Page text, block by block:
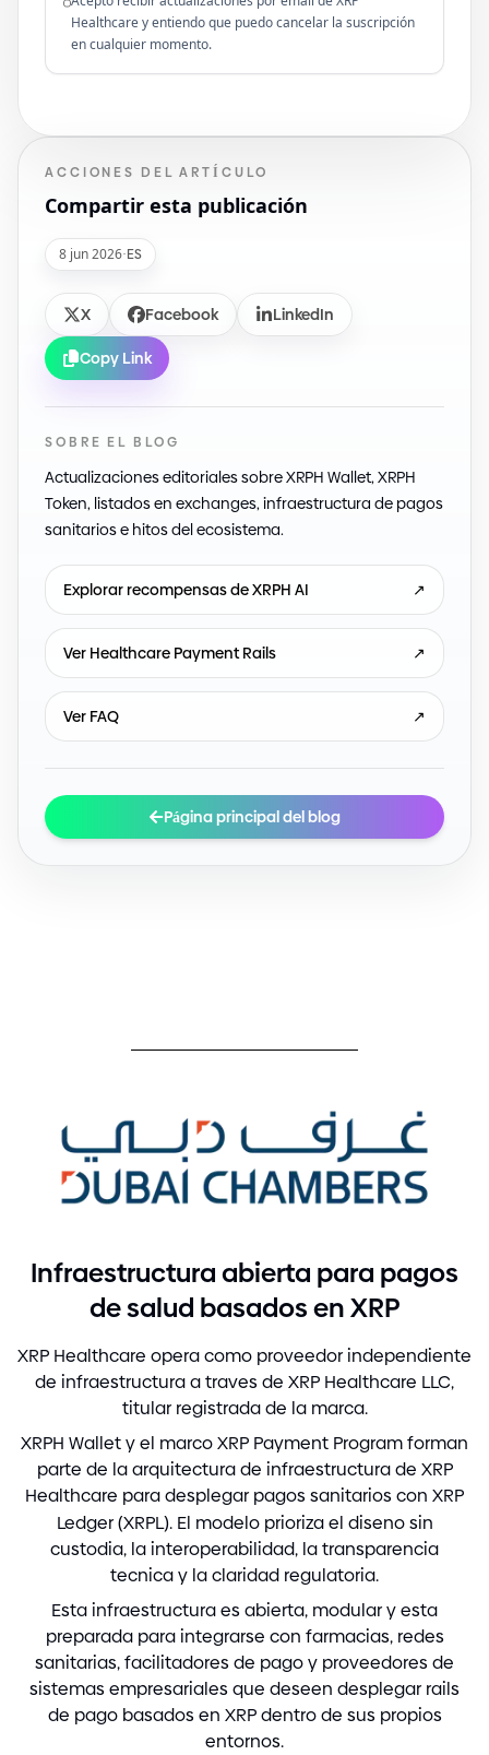
Healthcare y entiendo que puedo cancelar la suscripción
en cualquier momento.
ACCIONES DEL ARTÍCULO
Compartir esta publicación
8 jun 2026·ES
X Facebook
LinkedIn
Copy Link
SOBRE EL BLOG
Actualizaciones editoriales sobre XRPH Wallet, XRPH
Token, listados en exchanges, infraestructura de pagos
sanitarios e hitos del ecosistema.
Explorar recompensas de XRPH AI ↗
Ver Healthcare Payment Rails ↗
Ver FAQ ↗
Página principal del blog
Infraestructura abierta para pagos
de salud basados en XRP
XRP Healthcare opera como proveedor independiente
de infraestructura a traves de XRP Healthcare LLC,
titular registrada de la marca.
XRPH Wallet y el marco XRP Payment Program forman
parte de la arquitectura de infraestructura de XRP
Healthcare para desplegar pagos sanitarios con XRP
Ledger(XRPL). El modelo prioriza el diseno sin
custodia, la interoperabilidad, la transparencia
tecnica y la claridad regulatoria.
Esta infraestructura es abierta, modular y esta
preparada para integrarse con farmacias, redes
sanitarias, facilitadores de pago y proveedores de
sistemas empresariales que deseen desplegar rails
de pago basados en XRP dentro de sus propios
entornos.